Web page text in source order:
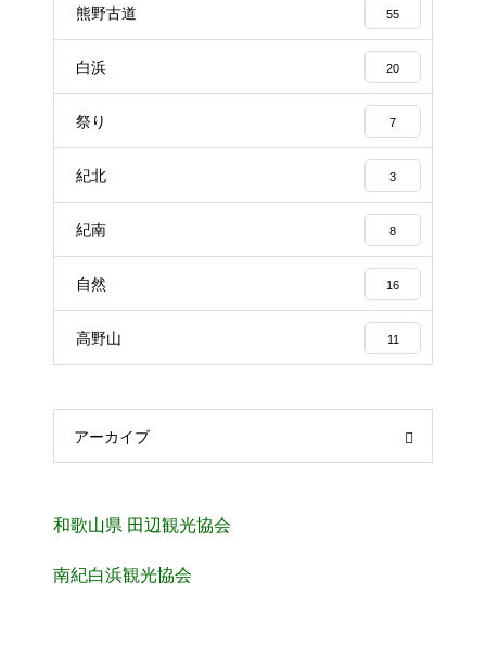
熊野古道 55
白浜 20
祭り 7
紀北 3
紀南 8
自然 16
高野山 11
アーカイブ
和歌山県 田辺観光協会
南紀白浜観光協会